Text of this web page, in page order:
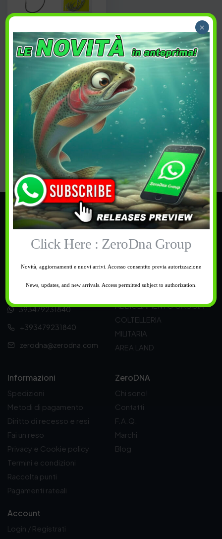
Daiwa Steez Worm
Hook SS
4,50€
Acquista
PREFERITI
Supporto
393479231840
+393479231840
zerodna@zerodna.com
Categorie
PESCA
BUONI REGALO
ABBIGLIAMENTO CACCIA
COLTELLERIA
MILITARIA
AREA LAND
Informazioni
Spedizioni
Metodi di pagamento
Diritto di recesso e resi
Fai un reso
Privacy e Cookie policy
Termini e condizioni
Raccolta punti
Pagamenti rateali
Account
Login / Registrati
ZeroDNA
Chi sono!
Contatti
F.A.Q.
Marchi
Blog
Click Here : ZeroDna Group
Novità, aggiornamenti e nuovi arrivi. Accesso consentito previa autorizzazione
News, updates, and new arrivals. Access permitted subject to authorization.
×